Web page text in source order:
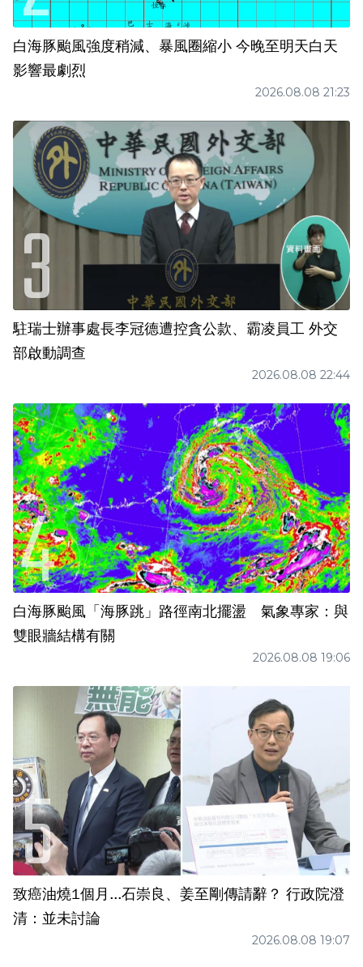
白海豚颱風強度稍減、暴風圈縮小 今晚至明天白天
影響最劇烈
2026.08.08 21:23
駐瑞士辦事處長李冠德遭控貪公款、霸凌員工 外交
部啟動調查
2026.08.08 22:44
白海豚颱風「海豚跳」路徑南北擺盪 氣象專家：與
雙眼牆結構有關
2026.08.08 19:06
致癌油燒1個月...石崇良、姜至剛傳請辭？ 行政院澄
清：並未討論
2026.08.08 19:07